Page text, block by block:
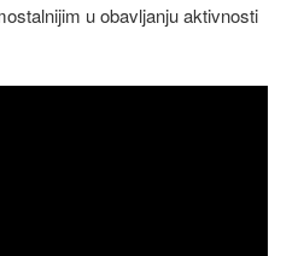
u obavljanju aktivnosti